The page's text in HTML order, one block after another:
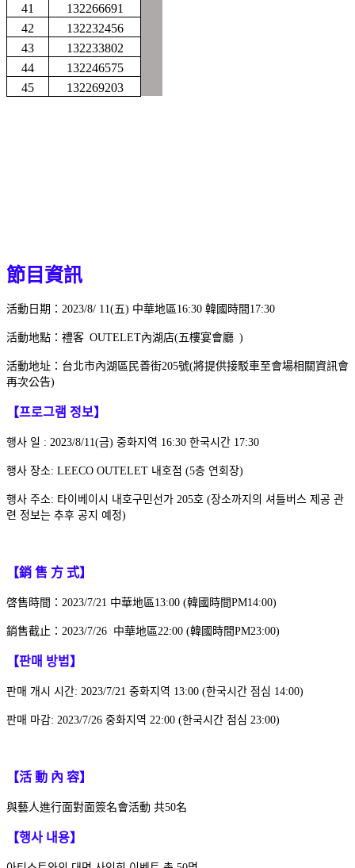
41
132266691
42
132232456
43
132233802
44
132246575
45
132269203
節目資訊
活動日期：2023/8/ 11(五) 中華地區16:30 韓國時間17:30
活動地點：禮客 OUTELET內湖店(五樓宴會廳 )
活動地址：台北市內湖區民善街205號(將提供接駁車至會場相關資訊會
再次公告)
【프로그램 정보】
행사 일 : 2023/8/11(금) 중화지역 16:30 한국시간 17:30
행사 장소: LEECO OUTELET 내호점 (5층 연회장)
행사 주소: 타이베이시 내호구민선가 205호 (장소까지의 셔틀버스 제공 관
련 정보는 추후 공지 예정)
【銷 售 方 式】
啓售時間：2023/7/21 中華地區13:00 (韓國時間PM14:00)
銷售截止：2023/7/26 中華地區22:00 (韓國時間PM23:00)
【판매 방법】
판매 개시 시간: 2023/7/21 중화지역 13:00 (한국시간 점심 14:00)
판매 마감: 2023/7/26 중화지역 22:00 (한국시간 점심 23:00)
【活 動 內 容】
與藝人進行面對面簽名會活動 共50名
【행사 내용】